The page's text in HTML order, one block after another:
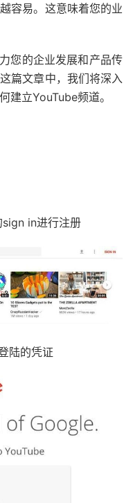
容易。这意味着您的业
您的企业发展和产品传
篇文章中，我们将深入
建立YouTube频道。
in进行注册
陆的凭证